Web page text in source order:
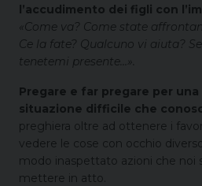
l’accudimento dei figli con
«Come va? Come state
Ce la fate? Qualcuno vi aiuta?
tenetemi presente…».
Pregare e far pregare per
situazione difficile che
preghiera oltre ad ottenere i
vedere le cose con occhio
modo inaspettato azioni che noi
mettere in atto.